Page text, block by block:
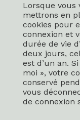
Lorsque vous
mettrons en
cookies pour
connexion et
durée de vie
deux jours,
est d’un an.
moi », votre
conservé
vous
de connexion